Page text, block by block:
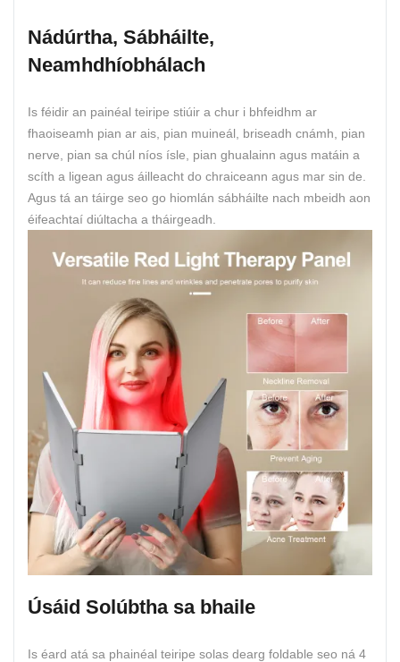
Nádúrtha, Sábháilte,
Neamhdhíobhálach
Is féidir an painéal teiripe stiúir a chur i bhfeidhm ar
fhaoiseamh pian ar ais, pian muineál, briseadh cnámh, pian
nerve, pian sa chúl níos ísle, pian ghualainn agus matáin a
scíth a ligean agus áilleacht do chraiceann agus mar sin de.
Agus tá an táirge seo go hiomlán sábháilte nach mbeidh aon
éifeachtaí diúltacha a tháirgeadh.
Úsáid Solúbtha sa bhaile
Is éard atá sa phainéal teiripe solas dearg foldable seo ná 4